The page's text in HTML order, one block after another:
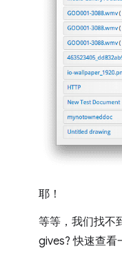
耶！
等等，我们找不
gives? 快速查看